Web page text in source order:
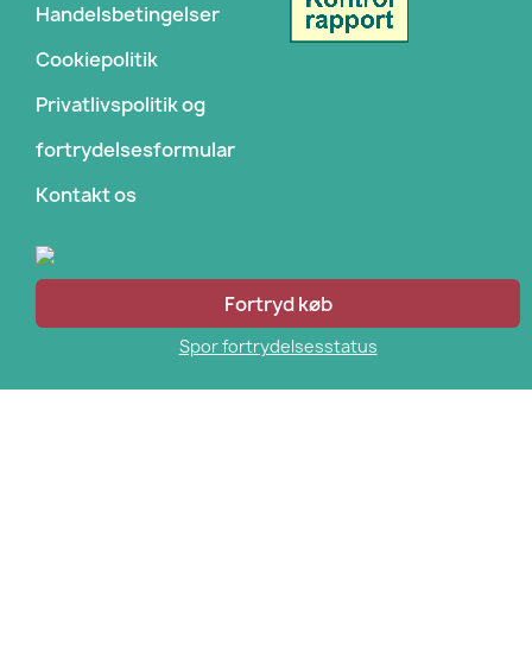
Handelsbetingelser
Cookiepolitik
Privatlivspolitik og
fortrydelsesformular
Kontakt os
Fortryd køb
Spor fortrydelsesstatus